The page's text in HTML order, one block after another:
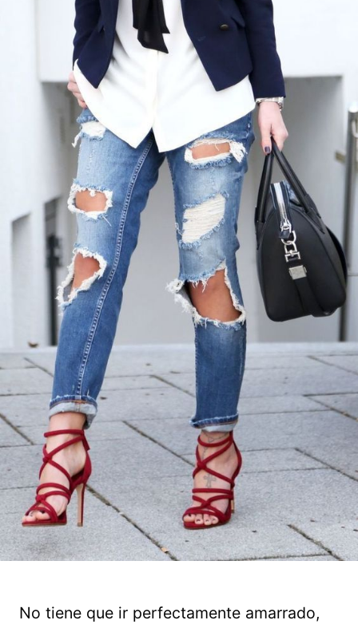
No tiene que ir perfectamente amarrado,